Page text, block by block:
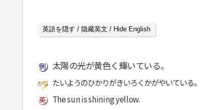
英語を隠す / 隐藏英文 / Hide English
太陽の光が黄色く輝いている。
たいようのひかりがきいろくかがやいている。
The sun is shining yellow.